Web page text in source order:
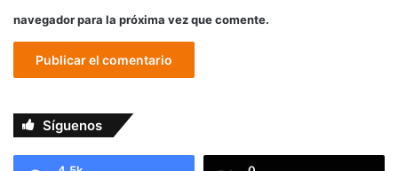
navegador para la próxima vez que comente.
Síguenos